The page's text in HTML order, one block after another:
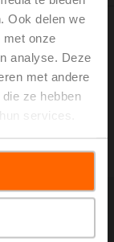
Ook delen we
met onze
analyse. Deze
met andere
ze hebben
services.
(EC) nr.